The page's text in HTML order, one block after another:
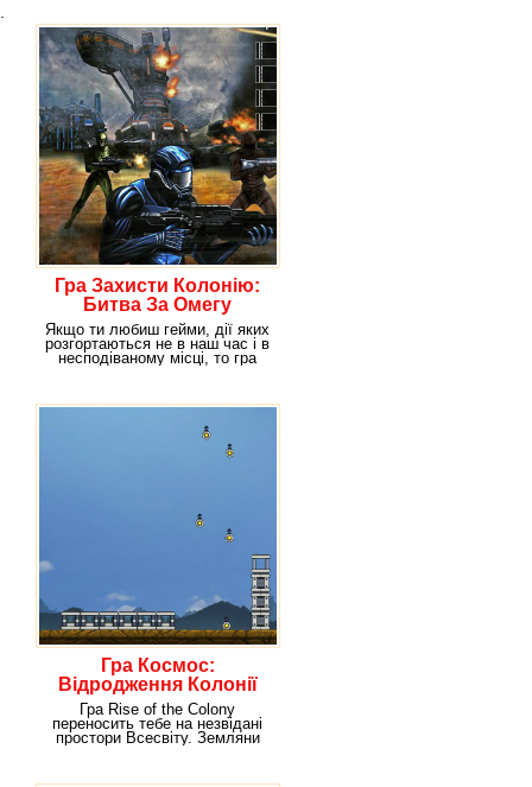
Гра Захисти Колонію:
Битва За Омегу
Якщо ти любиш гейми, дії яких
розгортаються не в наш час і в
несподіваному місці, то гра
Гра Космос:
Відродження Колонії
Гра Rise of the Colony
переносить тебе на незвідані
простори Всесвіту. Земляни